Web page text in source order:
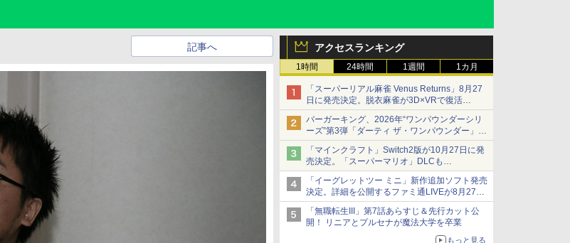
アクセスランキング
1時間 24時間 1週間 1カ月
「スーパーリアル麻雀 Venus Returns」8月27
日に発売決定。脱衣麻雀が3D×VRで復活
発売から2週間は20%オフになるセールが実施
バーガーキング、2026年“ワンパウンダーシリ
ーズ”第3弾「ダーティ ザ・ワンパウンダー」を
8月7日発売
「特製ガーリックマヨソース」を使用した超大
型チーズバーガー
「マインクラフト」Switch2版が10月27日に発
売決定。「スーパーマリオ」DLCも
Switch版からのアップグレードも可能に
「イーグレットツー ミニ」新作追加ソフト発売
決定。詳細を公開するファミ通LIVEが8月27日
20時から配信
シリーズ累計100タイトルへ
「無職転生III」第7話あらすじ＆先行カット公
開！ リニアとプルセナが魔法大学を卒業
もっと見る
記事へ